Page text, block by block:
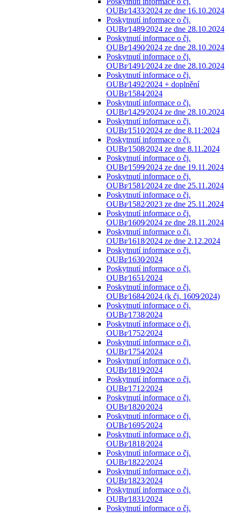
OUBr⁄1433⁄2024 ze dne 16.10.2024
Poskytnutí informace o čj.
OUBr⁄1489⁄2024 ze dne 28.10.2024
Poskytnutí informace o čj.
OUBr⁄1490⁄2024 ze dne 28.10.2024
Poskytnutí informace o čj.
OUBr⁄1491⁄2024 ze dne 28.10.2024
Poskytnutí informace o čj.
OUBr⁄1492⁄2024 + doplnění
OUBr⁄1584⁄2024
Poskytnutí informace o čj.
OUBr⁄1429⁄2024 ze dne 28.10.2024
Poskytnutí informace o čj.
OUBr⁄1510⁄2024 ze dne 8.11:2024
Poskytnutí informace o čj.
OUBr⁄1508⁄2024 ze dne 8.11.2024
Poskytnutí informace o čj.
OUBr⁄1599⁄2024 ze dne 19.11.2024
Poskytnutí informace o čj.
OUBr⁄1581⁄2024 ze dne 25.11.2024
Poskytnutí informace o čj.
OUBr⁄1582⁄2023 ze dne 25.11.2024
Poskytnutí informace o čj.
OUBr⁄1609⁄2024 ze dne 28.11.2024
Poskytnutí informace o čj.
OUBr⁄1618⁄2024 ze dne 2.12.2024
Poskytnutí informace o čj.
OUBr⁄1630⁄2024
Poskytnutí informace o čj.
OUBr⁄1651⁄2024
Poskytnutí informace o čj.
OUBr⁄1684⁄2024 (k čj. 1609⁄2024)
Poskytnutí informace o čj.
OUBr⁄1738⁄2024
Poskytnutí informace o čj.
OUBr⁄1752⁄2024
Poskytnutí informace o čj.
OUBr⁄1754⁄2024
Poskytnutí informace o čj.
OUBr⁄1819⁄2024
Poskytnutí informace o čj.
OUBr⁄1712⁄2024
Poskytnutí informace o čj.
OUBr⁄1820⁄2024
Poskytnutí informace o čj.
OUBr⁄1695⁄2024
Poskytnutí informace o čj.
OUBr⁄1818⁄2024
Poskytnutí informace o čj.
OUBr⁄1822⁄2024
Poskytnutí informace o čj.
OUBr⁄1823⁄2024
Poskytnutí informace o čj.
OUBr⁄1831⁄2024
Poskytnutí informace o čj.